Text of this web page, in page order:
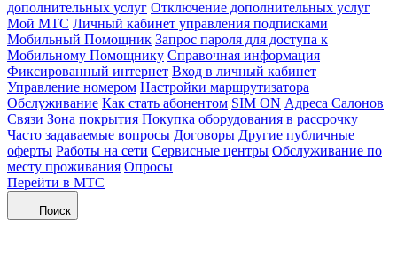
дополнительных услуг Отключение дополнительных услуг
Мой МТС Личный кабинет управления подписками
Мобильный Помощник Запрос пароля для доступа к
Мобильному Помощнику Справочная информация
Фиксированный интернет Вход в личный кабинет
Управление номером Настройки маршрутизатора
Обслуживание Как стать абонентом SIM ON Адреса Салонов
Связи Зона покрытия Покупка оборудования в рассрочку
Часто задаваемые вопросы Договоры Другие публичные
оферты Работы на сети Сервисные центры Обслуживание по
месту проживания Опросы
Перейти в МТС
Поиск